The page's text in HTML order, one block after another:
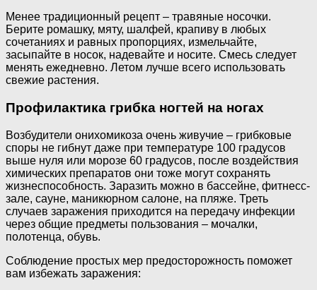
Менее традиционный рецепт – травяные носочки.
Берите ромашку, мяту, шалфей, крапиву в любых
сочетаниях и равных пропорциях, измельчайте,
засыпайте в носок, надевайте и носите. Смесь следует
менять ежедневно. Летом лучше всего использовать
свежие растения.
Профилактика грибка ногтей на ногах
Возбудители онихомикоза очень живучие – грибковые
споры не гибнут даже при температуре 100 градусов
выше нуля или морозе 60 градусов, после воздействия
химических препаратов они тоже могут сохранять
жизнеспособность. Заразить можно в бассейне, фитнесс-
зале, сауне, маникюрном салоне, на пляже. Треть
случаев заражения приходится на передачу инфекции
через общие предметы пользования – мочалки,
полотенца, обувь.
Соблюдение простых мер предосторожность поможет
вам избежать заражения: